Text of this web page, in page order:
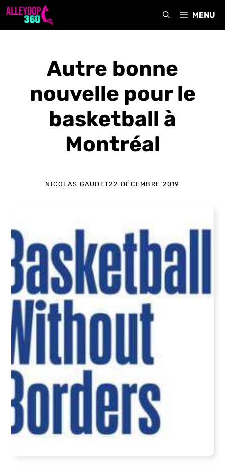
Aller
MENU
Autre bonne
nouvelle pour le
basketball à
Montréal
NICOLAS GAUDET22 DÉCEMBRE 2019